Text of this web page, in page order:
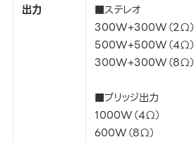
出力
■ステレオ
300W+300W（2Ω）
500W+500W（4Ω）
300W+300W（8Ω）
■ブリッジ出力
1000W（4Ω）
600W（8Ω）